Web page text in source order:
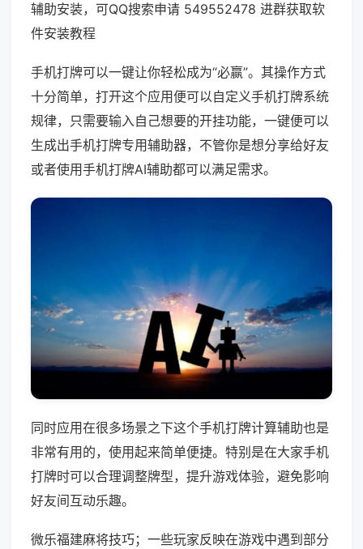
辅助安装，可QQ搜索申请 549552478 进群获取软
件安装教程
手机打牌可以一键让你轻松成为“必赢”。其操作方式
十分简单，打开这个应用便可以自定义手机打牌系统
规律，只需要输入自己想要的开挂功能，一键便可以
生成出手机打牌专用辅助器，不管你是想分享给好友
或者使用手机打牌AI辅助都可以满足需求。
同时应用在很多场景之下这个手机打牌计算辅助也是
非常有用的，使用起来简单便捷。特别是在大家手机
打牌时可以合理调整牌型，提升游戏体验，避免影响
好友间互动乐趣。
微乐福建麻将技巧；一些玩家反映在游戏中遇到部分